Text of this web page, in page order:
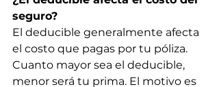
seguro?
El deducible generalmente afecta
el costo que pagas por tu póliza.
Cuanto mayor sea el deducible,
menor será tu prima. El motivo es